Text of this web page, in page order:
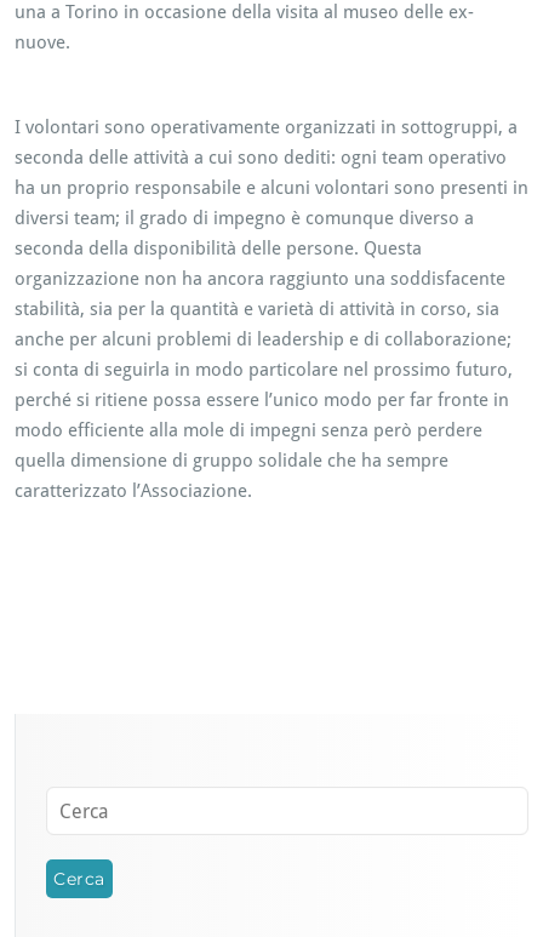
una a Torino in occasione della visita al museo delle ex-
nuove.
I volontari sono operativamente organizzati in sottogruppi, a
seconda delle attività a cui sono dediti: ogni team operativo
ha un proprio responsabile e alcuni volontari sono presenti in
diversi team; il grado di impegno è comunque diverso a
seconda della disponibilità delle persone. Questa
organizzazione non ha ancora raggiunto una soddisfacente
stabilità, sia per la quantità e varietà di attività in corso, sia
anche per alcuni problemi di leadership e di collaborazione;
si conta di seguirla in modo particolare nel prossimo futuro,
perché si ritiene possa essere l’unico modo per far fronte in
modo efficiente alla mole di impegni senza però perdere
quella dimensione di gruppo solidale che ha sempre
caratterizzato l’Associazione.